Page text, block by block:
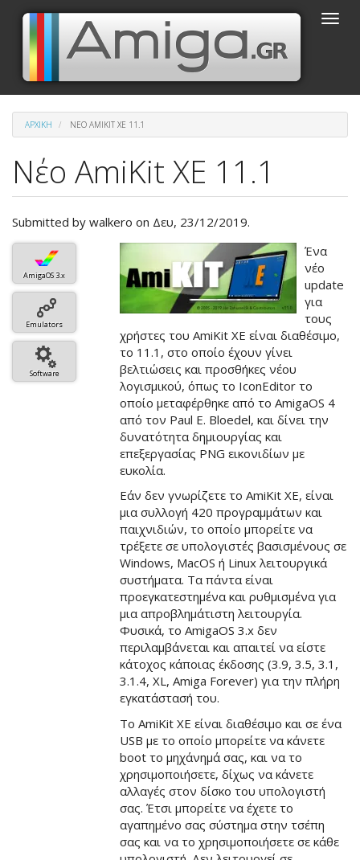
Παράκαμψη
κυρίως
περιεχόμενο
Toggle
ΑΡΧΙΚΉ ΝΈΟ AMIKIT XE 11.1
Νέο AmiKit XE 11.1
Submitted by walkero on Δευ, 23/12/2019.
AmigaOS 3.x
Emulators
Software
Βασική
εικόνα
του
άρθρου
Ένα
νέο
update
για
τους
χρήστες του AmiKit XE είναι διαθέσιμο,
το 11.1, στο οποίο έχουν γίνει
βελτιώσεις και προσθήκες νέου
λογισμικού, όπως το IconEditor το
οποίο μεταφέρθηκε από το AmigaOS 4
από τον Paul E. Bloedel, και δίνει την
δυνατότητα δημιουργίας και
επεξεργασίας PNG εικονιδίων με
ευκολία.
Εάν δεν γνωρίζετε το AmiKit XE, είναι
μια συλλογή 420 προγραμμάτων και
παιχνιδιών, το οποίο μπορείτε να
τρέξετε σε υπολογιστές βασισμένους σε
Windows, MacOS ή Linux λειτουργικά
συστήματα. Τα πάντα είναι
προεγκατεστημένα και ρυθμισμένα για
μια απροβλημάτιστη λειτουργία.
Φυσικά, το AmigaOS 3.x δεν
περιλαμβάνεται και απαιτεί να είστε
κάτοχος κάποιας έκδοσης (3.9, 3.5, 3.1,
3.1.4, XL, Amiga Forever) για την πλήρη
εγκατάστασή του.
Το AmiKit XE είναι διαθέσιμο και σε ένα
USB με το οποίο μπορείτε να κάνετε
boot το μηχάνημά σας, και να το
χρησιμοποιήσετε, δίχως να κάνετε
αλλαγές στον δίσκο του υπολογιστή
σας. Έτσι μπορείτε να έχετε το
αγαπημένο σας σύστημα στην τσέπη
σας και να το χρησιμοποιήσετε σε κάθε